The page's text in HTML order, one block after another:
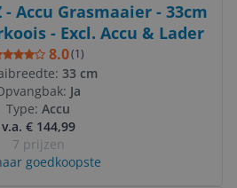
Accu Grasmaaier - 33cm
- Excl. Accu & Lader
8.0(1)
33 cm
Ja
Type: Accu
v.a. € 144,99
7 prijzen
goedkoopste